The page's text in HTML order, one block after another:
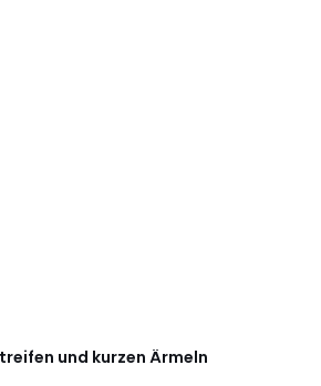
und kurzen Ärmeln